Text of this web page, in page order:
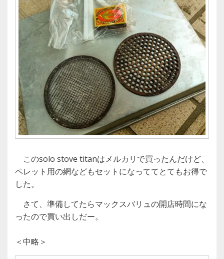
このsolo stove titanはメルカリで買ったんだけど、
ペレット用の網などもセットになっててとてもお得で
した。
さて、準備してたらマックスバリュの開店時間にな
ったので買い出しだー。
＜中略＞